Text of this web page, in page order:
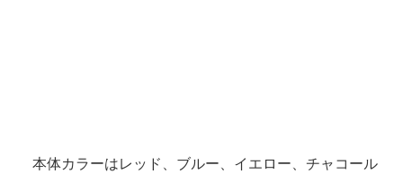
本体カラーはレッド、ブルー、イエロー、チャコール